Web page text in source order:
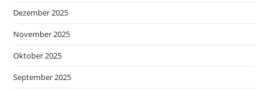
Dezember 2025
November 2025
Oktober 2025
September 2025